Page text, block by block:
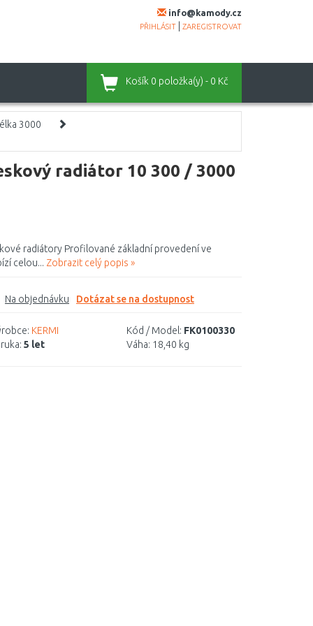
info@kamody.cz
PŘIHLÁSIT ZAREGISTROVAT
Košík 0 položka(y) - 0 Kč
3000
radiátor 10 300 / 3000
radiátory Profilované základní provedení ve
celou... Zobrazit celý popis »
Na objednávku Dotázat se na dostupnost
KERMI
5 let
Kód / Model: FK0100330
Váha: 18,40 kg